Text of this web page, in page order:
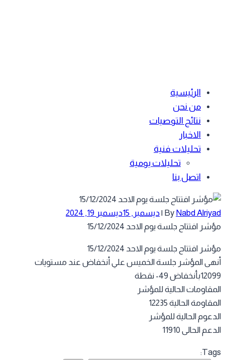
الرئيسية
من نحن
نتائج التوصيات
الاخبار
تحليلات فنية
تحليلات يومية
اتصل بنا
ByNabd
|ديسمبر, 15
ديسمبر 19, 2024
افتتاح جلسة يوم الاحد 15/12/2024
افتتاح جلسة يوم الاحد 15/12/2024
المؤشر جلسة الخميس علي أنخفاض عند مستويات
49- نقطة
الحالية للمؤشر
الحالية 12235
الحالية للمؤشر
الحالى 11910